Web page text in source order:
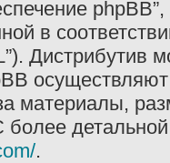
в
Дистрибутив
материалы,
более
.